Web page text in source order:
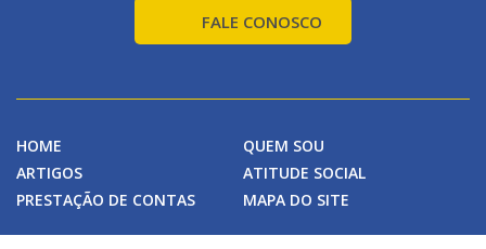
FALE CONOSCO
HOME
QUEM SOU
ARTIGOS
ATITUDE SOCIAL
PRESTAÇÃO DE CONTAS
MAPA DO SITE